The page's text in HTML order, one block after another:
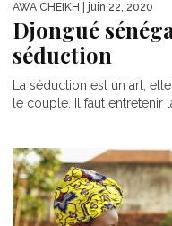
AWA CHEIKH | juin 22, 2020
Djongué
séduction
La séduction est un art,
le couple. Il faut entretenir